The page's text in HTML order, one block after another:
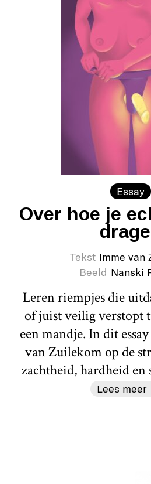
Essay
Over hoe je
Tekst Imme van
Beeld Nanski
Leren riempjes die
of juist veilig verstopt
een mandje. In dit
van Zuilekom op de
zachtheid, hardheid en
Lees meer